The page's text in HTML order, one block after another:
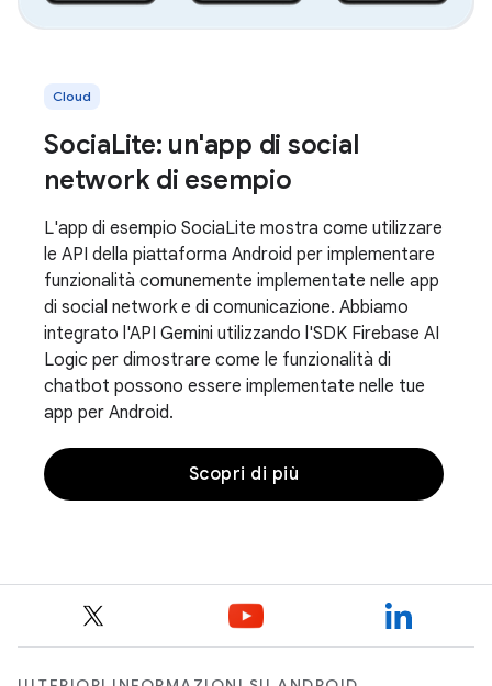
Cloud
SociaLite: un'app di social
network di esempio
L'app di esempio SociaLite mostra come utilizzare
le API della piattaforma Android per implementare
funzionalità comunemente implementate nelle app
di social network e di comunicazione. Abbiamo
integrato l'API Gemini utilizzando l'SDK Firebase AI
Logic per dimostrare come le funzionalità di
chatbot possono essere implementate nelle tue
app per Android.
Scopri di più